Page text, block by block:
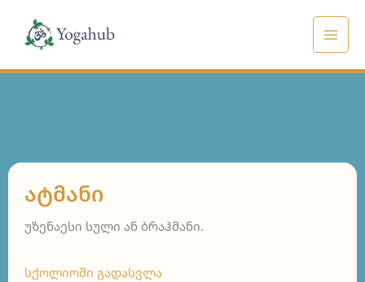
content
ᲐᲢᲛᲐᲜᲘ
უზენაესი სული ან ბრაჰმანი.
სქოლიოში გადასვლა